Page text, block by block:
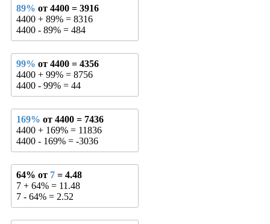
89% от 4400 = 3916
4400 + 89% = 8316
4400 - 89% = 484
99% от 4400 = 4356
4400 + 99% = 8756
4400 - 99% = 44
169% от 4400 = 7436
4400 + 169% = 11836
4400 - 169% = -3036
64% от 7 = 4.48
7 + 64% = 11.48
7 - 64% = 2.52